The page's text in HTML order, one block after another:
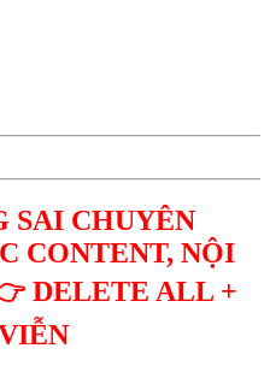
SAI CHUYÊN
CONTENT, NỘI
DELETE ALL +